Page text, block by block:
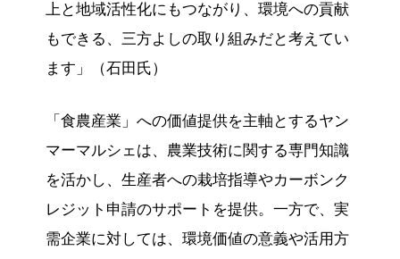
上と地域活性化にもつながり、環境への貢献
もできる、三方よしの取り組みだと考えてい
ます」（石田氏）
「食農産業」への価値提供を主軸とするヤン
マーマルシェは、農業技術に関する専門知識
を活かし、生産者への栽培指導やカーボンク
レジット申請のサポートを提供。一方で、実
需企業に対しては、環境価値の意義や活用方